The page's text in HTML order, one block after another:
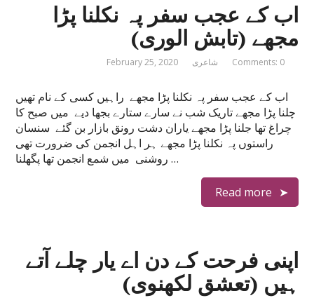
اب کے عجب سفر پہ نکلنا پڑا
مجھے (تابش الوری)
February 25, 2020 شاعری Comments: 0
اب کے عجب سفر پہ نکلنا پڑا مجھے راہیں کسی کے نام تھیں
چلنا پڑا مجھے تاریک شب نے سارے ستارے بجھا دیے میں صبح کا
چراغ تھا جلنا پڑا مجھے یاران دشت رونق بازار بن گئے سنسان
راستوں پہ نکلنا پڑا مجھے ہر اہل انجمن کی ضرورت تھی
روشنی میں شمع انجمن تھا پگھلنا …
Read more
اپنی فرحت کے دن اے یار چلے آتے
ہیں (تعشق لکھنوی)